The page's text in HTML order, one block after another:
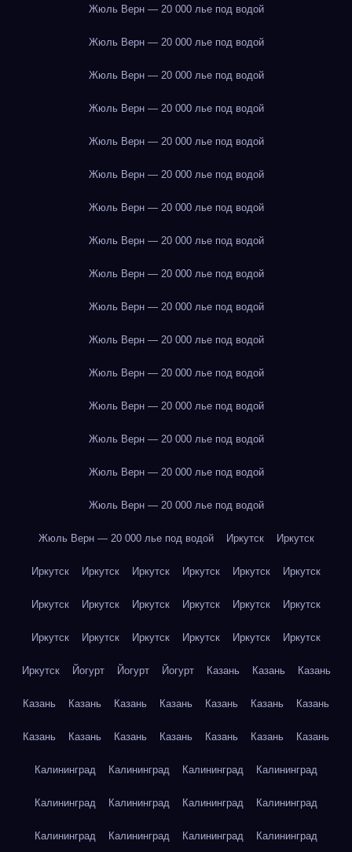
Жюль Верн — 20 000 лье под водой
Жюль Верн — 20 000 лье под водой
Жюль Верн — 20 000 лье под водой
Жюль Верн — 20 000 лье под водой
Жюль Верн — 20 000 лье под водой
Жюль Верн — 20 000 лье под водой
Жюль Верн — 20 000 лье под водой
Жюль Верн — 20 000 лье под водой
Жюль Верн — 20 000 лье под водой
Жюль Верн — 20 000 лье под водой
Жюль Верн — 20 000 лье под водой
Жюль Верн — 20 000 лье под водой
Жюль Верн — 20 000 лье под водой
Жюль Верн — 20 000 лье под водой
Жюль Верн — 20 000 лье под водой
Жюль Верн — 20 000 лье под водой
Жюль Верн — 20 000 лье под водой Иркутск Иркутск
Иркутск Иркутск Иркутск Иркутск Иркутск Иркутск
Иркутск Иркутск Иркутск Иркутск Иркутск Иркутск
Иркутск Иркутск Иркутск Иркутск Иркутск Иркутск
Иркутск Йогурт Йогурт Йогурт Казань Казань Казань
Казань Казань Казань Казань Казань Казань Казань
Казань Казань Казань Казань Казань Казань Казань
Калининград Калининград Калининград Калининград
Калининград Калининград Калининград Калининград
Калининград Калининград Калининград Калининград